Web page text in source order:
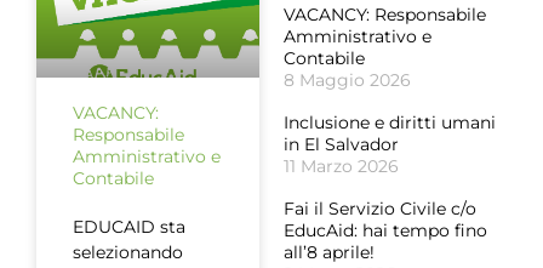
VACANCY:
Responsabile
Amministrativo e
Contabile
EDUCAID sta
selezionando
VACANCY: Responsabile
Amministrativo e
Contabile
8 Maggio 2026
Inclusione e diritti umani
in El Salvador
11 Marzo 2026
Fai il Servizio Civile c/o
EducAid: hai tempo fino
all’8 aprile!